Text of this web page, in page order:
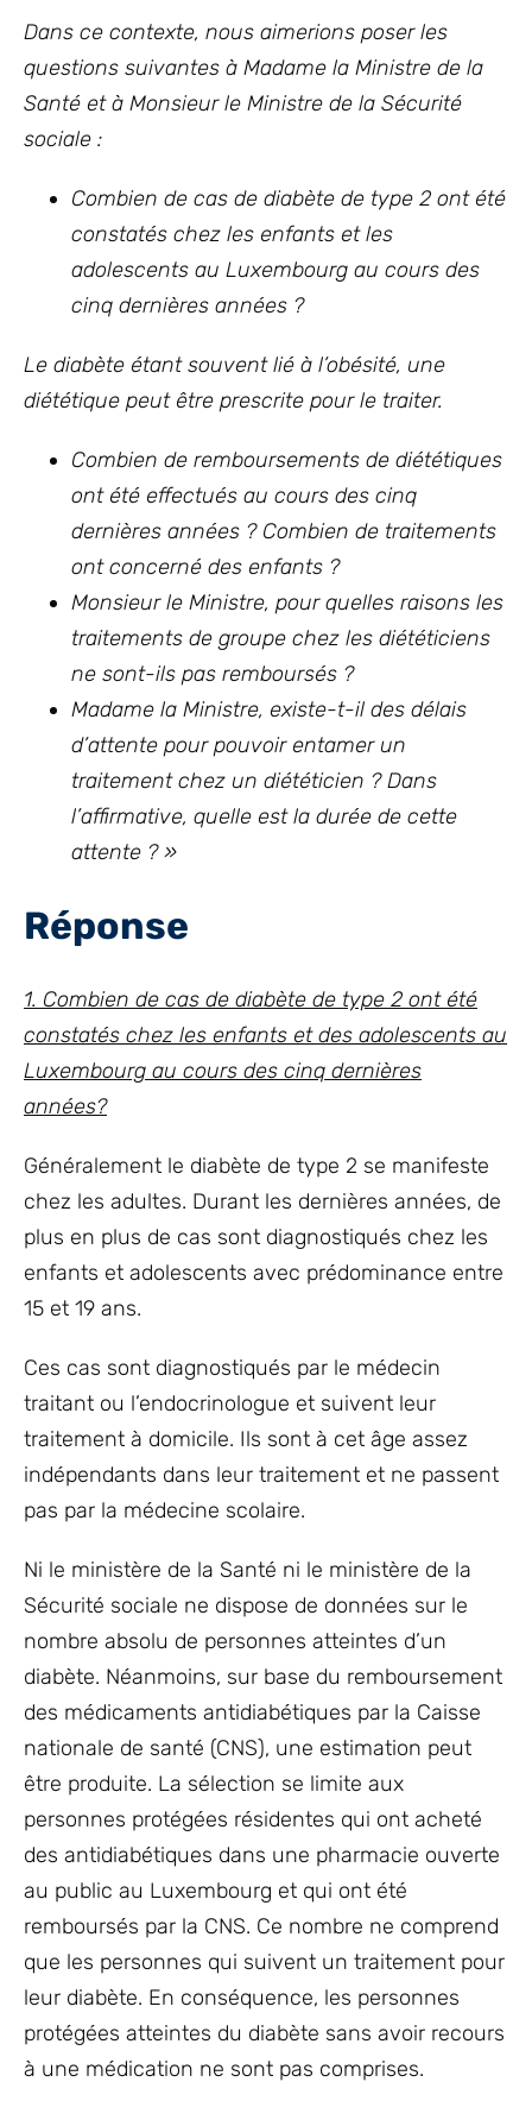
Dans ce contexte, nous aimerions poser les
questions suivantes à Madame la Ministre de la
Santé et à Monsieur le Ministre de la Sécurité
sociale :
Combien de cas de diabète de type 2 ont été
constatés chez les enfants et les
adolescents au Luxembourg au cours des
cinq dernières années ?
Le diabète étant souvent lié à l’obésité, une
diététique peut être prescrite pour le traiter.
Combien de remboursements de diététiques
ont été effectués au cours des cinq
dernières années ? Combien de traitements
ont concerné des enfants ?
Monsieur le Ministre, pour quelles raisons les
traitements de groupe chez les diététiciens
ne sont-ils pas remboursés ?
Madame la Ministre, existe-t-il des délais
d’attente pour pouvoir entamer un
traitement chez un diététicien ? Dans
l’affirmative, quelle est la durée de cette
attente ? »
Réponse
1. Combien de cas de diabète de type 2 ont été
constatés chez les enfants et des adolescents au
Luxembourg au cours des cinq dernières
années?
Généralement le diabète de type 2 se manifeste
chez les adultes. Durant les dernières années, de
plus en plus de cas sont diagnostiqués chez les
enfants et adolescents avec prédominance entre
15 et 19 ans.
Ces cas sont diagnostiqués par le médecin
traitant ou l’endocrinologue et suivent leur
traitement à domicile. Ils sont à cet âge assez
indépendants dans leur traitement et ne passent
pas par la médecine scolaire.
Ni le ministère de la Santé ni le ministère de la
Sécurité sociale ne dispose de données sur le
nombre absolu de personnes atteintes d’un
diabète. Néanmoins, sur base du remboursement
des médicaments antidiabétiques par la Caisse
nationale de santé (CNS), une estimation peut
être produite. La sélection se limite aux
personnes protégées résidentes qui ont acheté
des antidiabétiques dans une pharmacie ouverte
au public au Luxembourg et qui ont été
remboursés par la CNS. Ce nombre ne comprend
que les personnes qui suivent un traitement pour
leur diabète. En conséquence, les personnes
protégées atteintes du diabète sans avoir recours
à une médication ne sont pas comprises.